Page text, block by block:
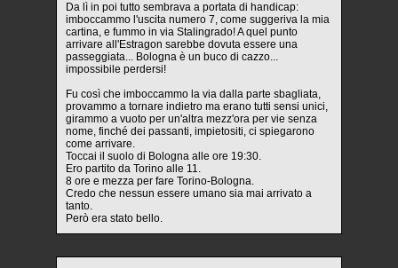
Da lì in poi tutto sembrava a portata di handicap:
imboccammo l'uscita numero 7, come suggeriva la mia
cartina, e fummo in via Stalingrado! A quel punto
arrivare all'Estragon sarebbe dovuta essere una
passeggiata... Bologna è un buco di cazzo...
impossibile perdersi!
Fu così che imboccammo la via dalla parte sbagliata,
provammo a tornare indietro ma erano tutti sensi unici,
girammo a vuoto per un'altra mezz'ora per vie senza
nome, finché dei passanti, impietositi, ci spiegarono
come arrivare.
Toccai il suolo di Bologna alle ore 19:30.
Ero partito da Torino alle 11.
8 ore e mezza per fare Torino-Bologna.
Credo che nessun essere umano sia mai arrivato a
tanto.
Però era stato bello.